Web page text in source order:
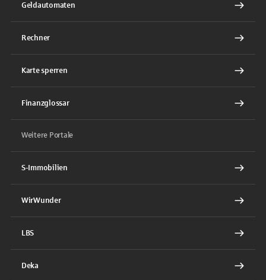
Geldautomaten
Rechner
Karte sperren
Finanzglossar
Weitere Portale
S-Immobilien
WirWunder
LBS
Deka